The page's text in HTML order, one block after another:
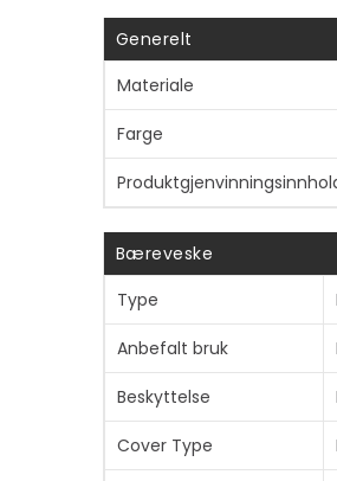
Generelt
Materiale
Farge
Bæreveske
Type
Anbefalt bruk
Beskyttelse
Cover Type